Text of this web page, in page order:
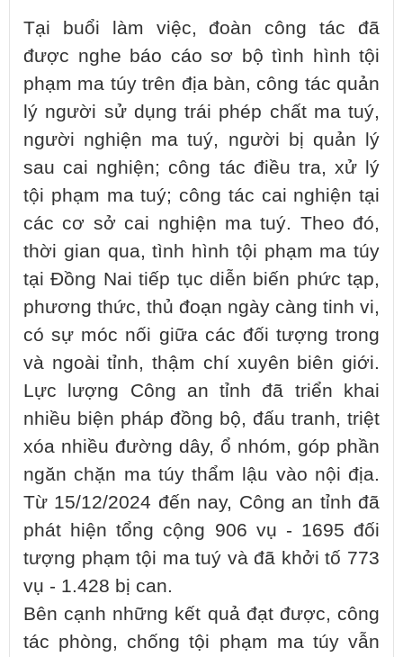
Tại buổi làm việc, đoàn công tác đã
được nghe báo cáo sơ bộ tình hình tội
phạm ma túy trên địa bàn, công tác quản
lý người sử dụng trái phép chất ma tuý,
người nghiện ma tuý, người bị quản lý
sau cai nghiện; công tác điều tra, xử lý
tội phạm ma tuý; công tác cai nghiện tại
các cơ sở cai nghiện ma tuý. Theo đó,
thời gian qua, tình hình tội phạm ma túy
tại Đồng Nai tiếp tục diễn biến phức tạp,
phương thức, thủ đoạn ngày càng tinh vi,
có sự móc nối giữa các đối tượng trong
và ngoài tỉnh, thậm chí xuyên biên giới.
Lực lượng Công an tỉnh đã triển khai
nhiều biện pháp đồng bộ, đấu tranh, triệt
xóa nhiều đường dây, ổ nhóm, góp phần
ngăn chặn ma túy thẩm lậu vào nội địa.
Từ 15/12/2024 đến nay, Công an tỉnh đã
phát hiện tổng cộng 906 vụ - 1695 đối
tượng phạm tội ma tuý và đã khởi tố 773
vụ - 1.428 bị can.
Bên cạnh những kết quả đạt được, công
tác phòng, chống tội phạm ma túy vẫn